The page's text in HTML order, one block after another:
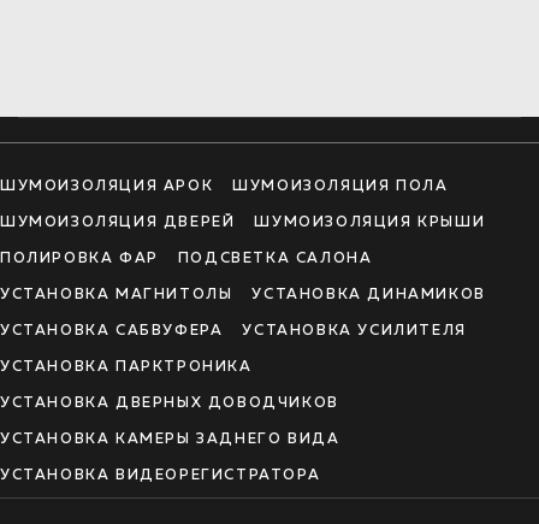
ШУМОИЗОЛЯЦИЯ АРОК ШУМОИЗОЛЯЦИЯ ПОЛА
ШУМОИЗОЛЯЦИЯ ДВЕРЕЙ ШУМОИЗОЛЯЦИЯ КРЫШИ
ПОЛИРОВКА ФАР ПОДСВЕТКА САЛОНА
УСТАНОВКА МАГНИТОЛЫ УСТАНОВКА ДИНАМИКОВ
УСТАНОВКА САБВУФЕРА УСТАНОВКА УСИЛИТЕЛЯ
УСТАНОВКА ПАРКТРОНИКА
УСТАНОВКА ДВЕРНЫХ ДОВОДЧИКОВ
УСТАНОВКА КАМЕРЫ ЗАДНЕГО ВИДА
УСТАНОВКА ВИДЕОРЕГИСТРАТОРА